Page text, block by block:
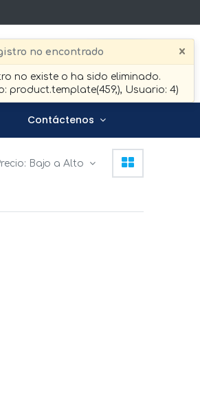
no encontrado ×
no existe o ha sido eliminado.
product.template(459,), Usuario: 4)
Buscar
Contáctenos
Bajo a Alto